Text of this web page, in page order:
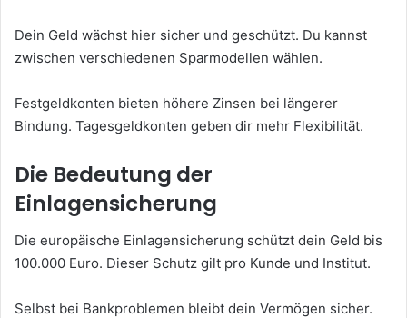
Dein Geld wächst hier sicher und geschützt. Du kannst
zwischen verschiedenen Sparmodellen wählen.
Festgeldkonten bieten höhere Zinsen bei längerer
Bindung. Tagesgeldkonten geben dir mehr Flexibilität.
Die Bedeutung der
Einlagensicherung
Die europäische Einlagensicherung schützt dein Geld bis
100.000 Euro. Dieser Schutz gilt pro Kunde und Institut.
Selbst bei Bankproblemen bleibt dein Vermögen sicher.